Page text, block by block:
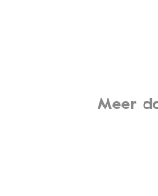
Meer